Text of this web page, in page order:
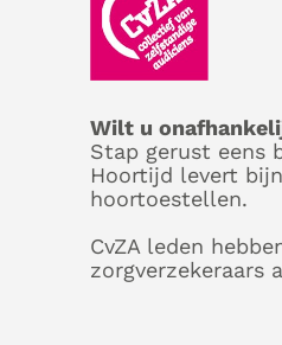
Wilt u
Stap gerust eens
Hoortijd levert
hoortoestellen.
CvZA leden
zorgverzekeraars